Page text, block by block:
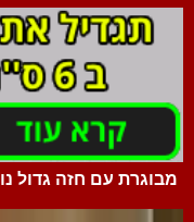
מבוגרת עם חזה גדול